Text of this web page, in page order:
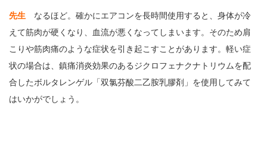
先生 なるほど。確かにエアコンを長時間使用すると、身体が冷
えて筋肉が硬くなり、血流が悪くなってしまいます。そのため肩
こりや筋肉痛のような症状を引き起こすことがあります。軽い症
状の場合は、鎮痛消炎効果のあるジクロフェナクナトリウムを配
合したボルタレンゲル「双氯芬酸二乙胺乳膠剤」を使用してみて
はいかがでしょう。